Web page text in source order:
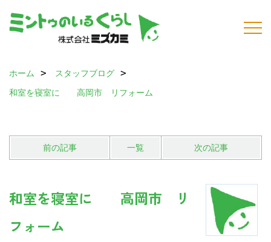
ホーム
スタッフブログ
和室を寝室に 高岡市 リフォーム
前の記事 一覧 次の記事
和室を寝室に 高岡市 リ
フォーム